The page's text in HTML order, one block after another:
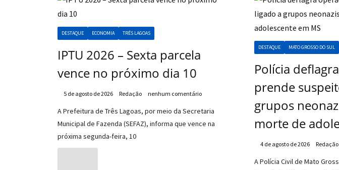
DESTAQUE ECONOMIA TRÊS LAGOAS
IPTU 2026 – Sexta parcela
vence no próximo dia 10
5 de agosto de 2026 Redação nenhum comentário
A Prefeitura de Três Lagoas, por meio da Secretaria
Municipal de Fazenda (SEFAZ), informa que vence na
próxima segunda-feira, 10
DESTAQUE MATO GROSSO DO SUL
Polícia
prende
grupos
morte de
4 de agosto de 2026 Redação
A Polícia Civil de Mato